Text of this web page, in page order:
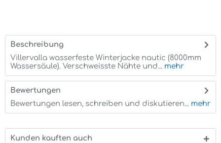
Beschreibung
Villervalla wasserfeste Winterjacke nautic (8000mm
Wassersäule). Verschweisste Nähte und... mehr
Bewertungen
Bewertungen lesen, schreiben und diskutieren... mehr
Kunden kauften auch